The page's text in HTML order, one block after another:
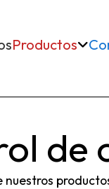
Productos
de